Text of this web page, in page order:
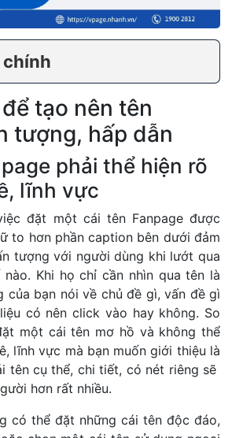
chính
tạo nên tên
tượng, hấp dẫn
phải thể hiện rõ
lĩnh vực
đặt một cái tên Fanpage được
to hơn phần caption bên dưới đảm
tượng với người dùng khi lướt qua
nào. Khi họ chỉ cần nhìn qua tên là
của bạn nói về chủ đề gì, vấn đề gì
có nên click vào hay không. So
một cái tên mơ hồ và không thể
lĩnh vực mà bạn muốn giới thiệu là
tên cụ thể, chi tiết, có nét riêng sẽ
hơn rất nhiều.
có thể đặt những cái tên độc đáo,